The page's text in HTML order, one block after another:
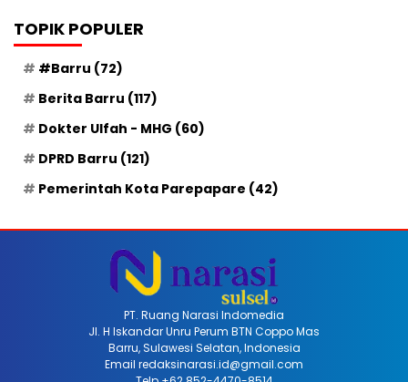
TOPIK POPULER
#Barru (72)
Berita Barru (117)
Dokter Ulfah - MHG (60)
DPRD Barru (121)
Pemerintah Kota Parepapare (42)
PT. Ruang Narasi Indomedia
Jl. H Iskandar Unru Perum BTN Coppo Mas
Barru, Sulawesi Selatan, Indonesia
Email redaksinarasi.id@gmail.com